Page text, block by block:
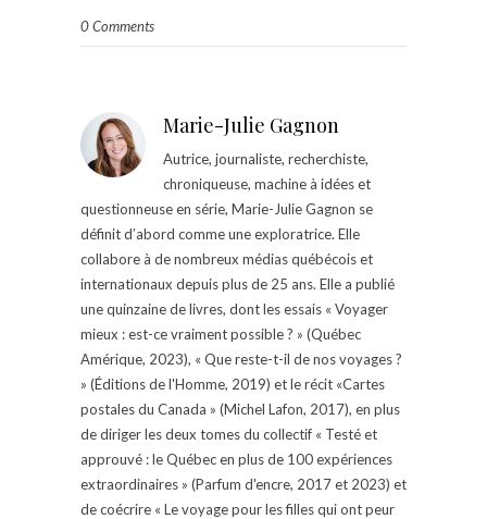
0 Comments
Marie-Julie Gagnon
Autrice, journaliste, recherchiste,
chroniqueuse, machine à idées et
questionneuse en série, Marie-Julie Gagnon se
définit d’abord comme une exploratrice. Elle
collabore à de nombreux médias québécois et
internationaux depuis plus de 25 ans. Elle a publié
une quinzaine de livres, dont les essais « Voyager
mieux : est-ce vraiment possible ? » (Québec
Amérique, 2023), « Que reste-t-il de nos voyages ?
» (Éditions de l'Homme, 2019) et le récit «Cartes
postales du Canada » (Michel Lafon, 2017), en plus
de diriger les deux tomes du collectif « Testé et
approuvé : le Québec en plus de 100 expériences
extraordinaires » (Parfum d'encre, 2017 et 2023) et
de coécrire « Le voyage pour les filles qui ont peur